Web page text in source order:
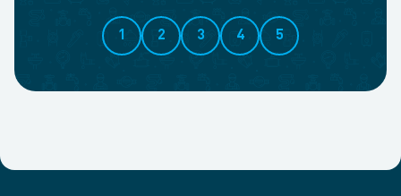
1 2 3 4 5